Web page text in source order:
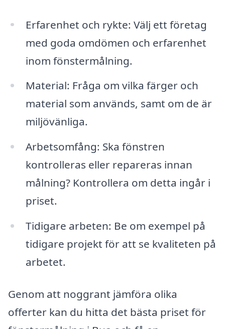
Erfarenhet och rykte: Välj ett företag
med goda omdömen och erfarenhet
inom fönstermålning.
Material: Fråga om vilka färger och
material som används, samt om de är
miljövänliga.
Arbetsomfång: Ska fönstren
kontrolleras eller repareras innan
målning? Kontrollera om detta ingår i
priset.
Tidigare arbeten: Be om exempel på
tidigare projekt för att se kvaliteten på
arbetet.
Genom att noggrant jämföra olika
offerter kan du hitta det bästa priset för